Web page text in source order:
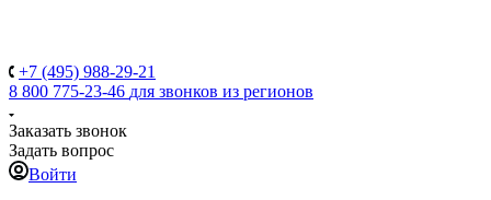
+7 (495) 988-29-21
8 800 775-23-46 для звонков из регионов
Заказать звонок
Задать вопрос
Войти